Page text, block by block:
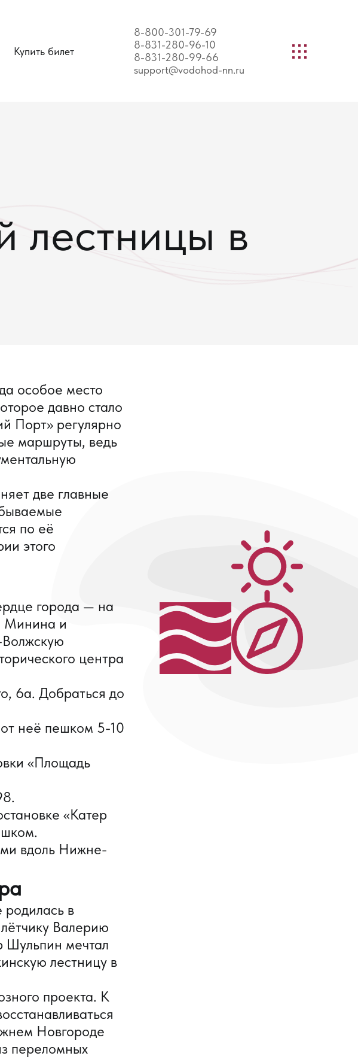
Купить билет
8-800-301-79-69
8-831-280-96-10
8-831-280-99-66
support@vodohod-nn.ru
лестницы в
особое место
давно стало
Порт» регулярно
маршруты, ведь
две главные
по её
этого
города — на
Минина и
центра
6а. Добраться до
неё пешком 5-10
«Площадь
«Катер
вдоль Нижне-
в
Валерию
Шульпин мечтал
лестницу в
проекта. К
Новгороде
переломных